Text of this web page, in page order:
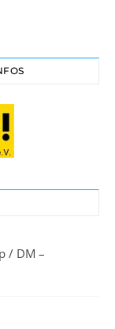
/ DM –